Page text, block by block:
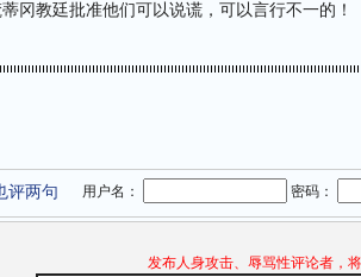
冈教廷批准他们可以说谎，可以言行不一的！
评两句 用户名： 密码：
发布人身攻击、辱骂性评论者，